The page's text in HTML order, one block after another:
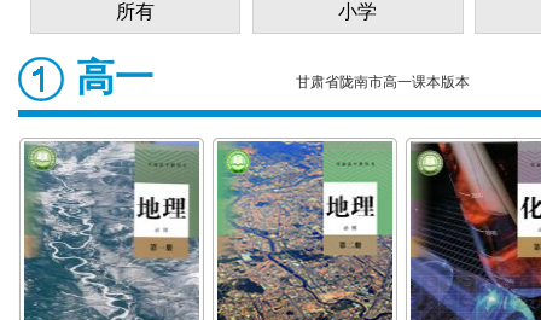
所有 小学
高一 甘肃省陇南市高一课本版本